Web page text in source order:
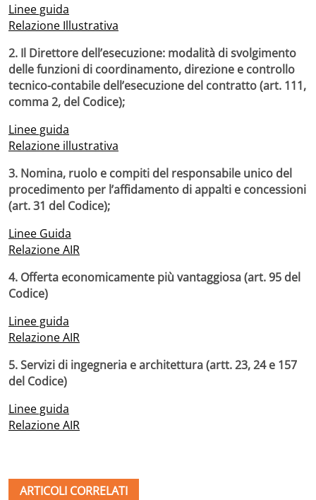
Linee guida
Relazione Illustrativa
2. Il Direttore dell’esecuzione: modalità di svolgimento
delle funzioni di coordinamento, direzione e controllo
tecnico-contabile dell’esecuzione del contratto (art. 111,
comma 2, del Codice);
Linee guida
Relazione illustrativa
3. Nomina, ruolo e compiti del responsabile unico del
procedimento per l’affidamento di appalti e concessioni
(art. 31 del Codice);
Linee Guida
Relazione AIR
4. Offerta economicamente più vantaggiosa (art. 95 del
Codice)
Linee guida
Relazione AIR
5. Servizi di ingegneria e architettura (artt. 23, 24 e 157
del Codice)
Linee guida
Relazione AIR
ARTICOLI CORRELATI